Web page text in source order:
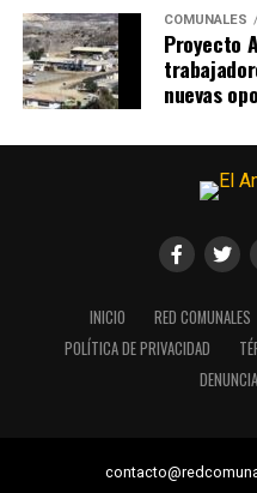
COMUNALES
Proyecto
nuevas
INICIO RED COMUNALES
POLÍTICA DE PRIVACIDAD